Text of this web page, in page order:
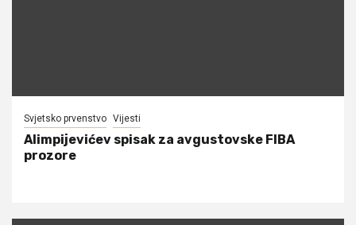
Svjetsko prvenstvo Vijesti
Alimpijevićev spisak za avgustovske FIBA
prozore